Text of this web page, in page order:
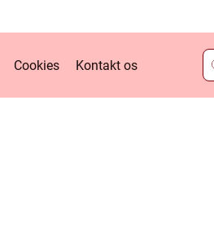
Cookies Kontakt os